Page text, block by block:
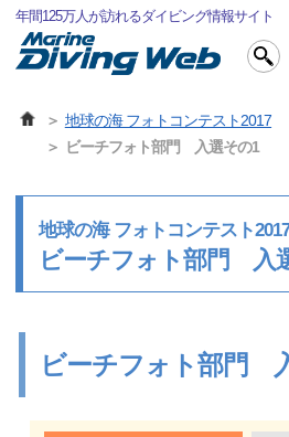
年間125万人が訪れるダイビング情報サイト
地球の海 フォトコンテスト2017
ビーチフォト部門 入選その1
地球の海 フォトコンテスト
ビーチフォト部門 入
ビーチフォト部門